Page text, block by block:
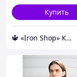
Купить
🔱 «Iron Shop» Компетентность! Качество товара! Быстрая отправка! ✅